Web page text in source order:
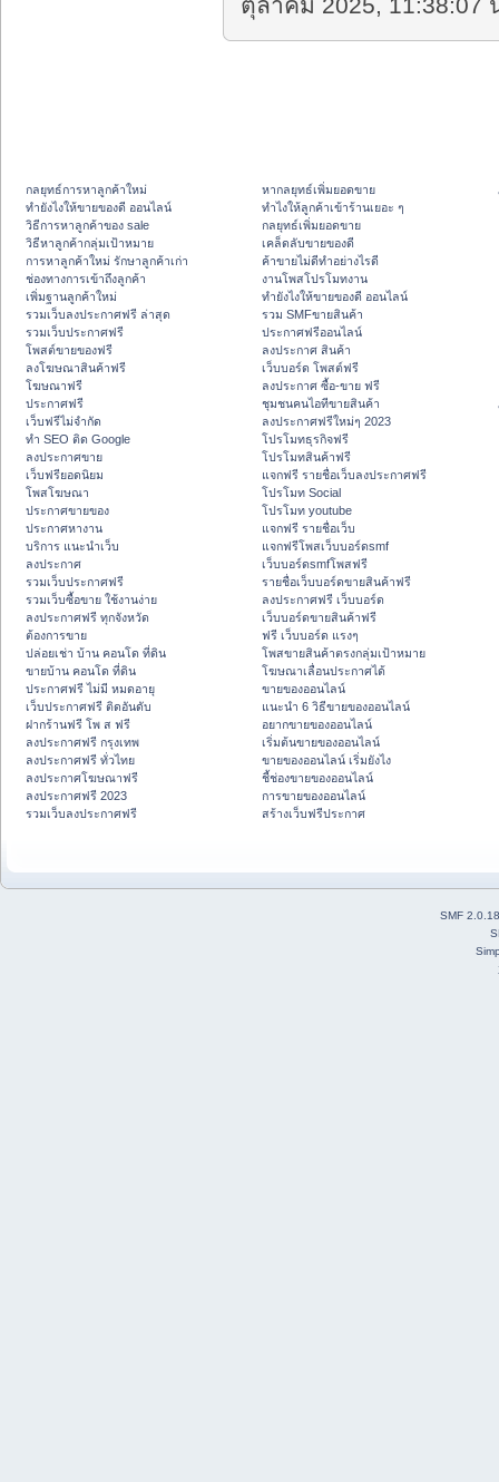
ตุลาคม 2025, 11:38:07
กลยุทธ์การหาลูกค้าใหม่
ทํายังไงให้ขายของดี ออนไลน์
วิธีการหาลูกค้าของ sale
วิธีหาลูกค้ากลุ่มเป้าหมาย
การหาลูกค้าใหม่ รักษาลูกค้าเก่า
ช่องทางการเข้าถึงลูกค้า
เพิ่มฐานลูกค้าใหม่
รวมเว็บลงประกาศฟรี ล่าสุด
รวมเว็บประกาศฟรี
โพสต์ขายของฟรี
ลงโฆษณาสินค้าฟรี
โฆษณาฟรี
ประกาศฟรี
เว็บฟรีไม่จำกัด
ทำ SEO ติด Google
ลงประกาศขาย
เว็บฟรียอดนิยม
โพสโฆษณา
ประกาศขายของ
ประกาศหางาน
บริการ แนะนำเว็บ
ลงประกาศ
รวมเว็บประกาศฟรี
รวมเว็บซื้อขาย ใช้งานง่าย
ลงประกาศฟรี ทุกจังหวัด
ต้องการขาย
ปล่อยเช่า บ้าน คอนโด ที่ดิน
ขายบ้าน คอนโด ที่ดิน
ประกาศฟรี ไม่มี หมดอายุ
เว็บประกาศฟรี ติดอันดับ
ฝากร้านฟรี โพ ส ฟรี
ลงประกาศฟรี กรุงเทพ
ลงประกาศฟรี ทั่วไทย
ลงประกาศโฆษณาฟรี
ลงประกาศฟรี 2023
รวมเว็บลงประกาศฟรี
หากลยุทธ์เพิ่มยอดขาย
ทําไงให้ลูกค้าเข้าร้านเยอะ ๆ
กลยุทธ์เพิ่มยอดขาย
เคล็ดลับขายของดี
ค้าขายไม่ดีทำอย่างไรดี
งานโพสโปรโมทงาน
ทํายังไงให้ขายของดี ออนไลน์
รวม SMFขายสินค้า
ประกาศฟรีออนไลน์
ลงประกาศ สินค้า
เว็บบอร์ด โพสต์ฟรี
ลงประกาศ ซื้อ-ขาย ฟรี
ชุมชนคนไอทีขายสินค้า
ลงประกาศฟรีใหม่ๆ 2023
โปรโมทธุรกิจฟรี
โปรโมทสินค้าฟรี
แจกฟรี รายชื่อเว็บลงประกาศฟรี
โปรโมท Social
โปรโมท youtube
แจกฟรี รายชื่อเว็บ
แจกฟรีโพสเว็บบอร์ดsmf
เว็บบอร์ดsmfโพสฟรี
รายชื่อเว็บบอร์ดขายสินค้าฟรี
ลงประกาศฟรี เว็บบอร์ด
เว็บบอร์ดขายสินค้าฟรี
ฟรี เว็บบอร์ด แรงๆ
โพสขายสินค้าตรงกลุ่มเป้าหมาย
โฆษณาเลื่อนประกาศได้
ขายของออนไลน์
แนะนำ 6 วิธีขายของออนไลน์
อยากขายของออนไลน์
เริ่มต้นขายของออนไลน์
ขายของออนไลน์ เริ่มยังไง
ชี้ช่องขายของออนไลน์
การขายของออนไลน์
สร้างเว็บฟรีประกาศ
SMF 2.0.18